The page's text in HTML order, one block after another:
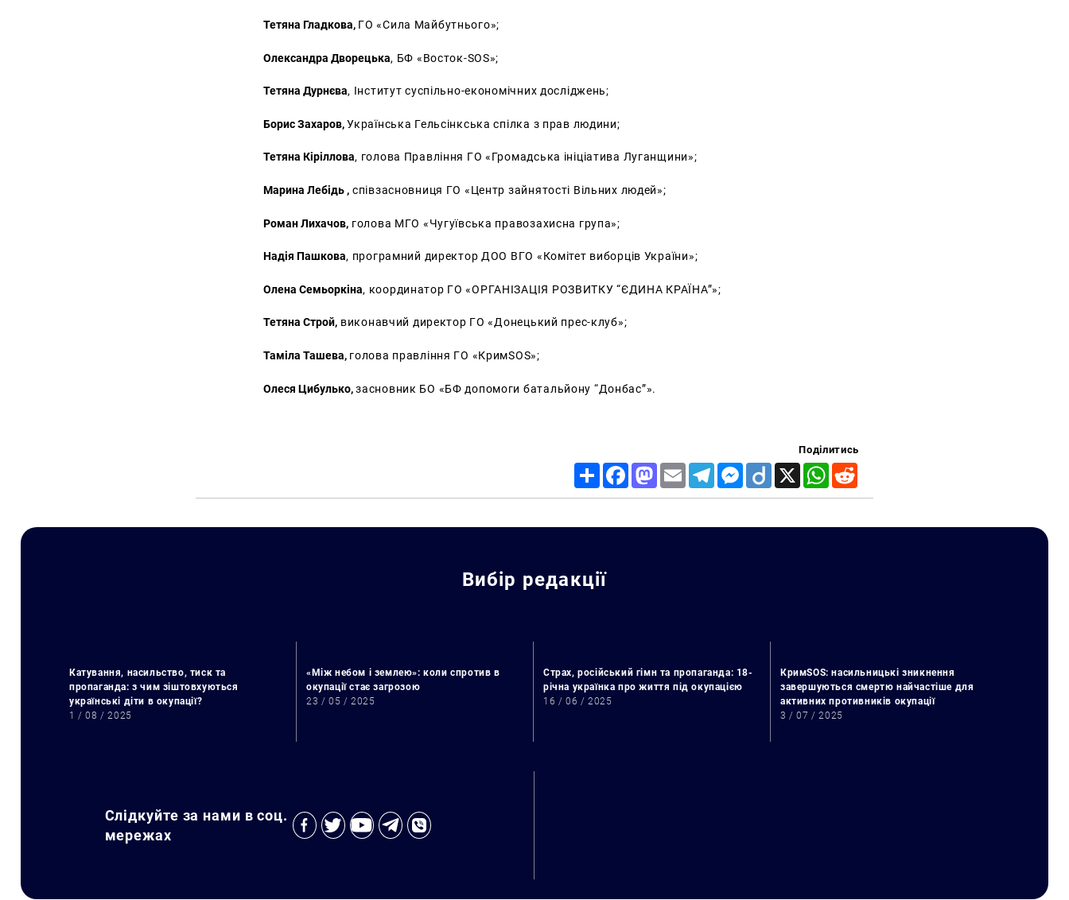
Тетяна Гладкова, ГО «Сила Майбутнього»;
Олександра Дворецька, БФ «Восток-SOS»;
Тетяна Дурнєва, Інститут суспільно-економічних досліджень;
Борис Захаров,Українська Гельсінкська спілка з прав людини;
Тетяна Кiрiллова, голова Правлiння ГО«Громадська iнiцiатива Луганщини»;
Марина Лебідь , співзасновниця ГО «Центр зайнятості Вільних людей»;
Роман Лихачов, голова МГО «Чугуївська правозахисна група»;
Надія Пашкова, програмний директор ДОО ВГО «Комітет виборців України»;
Олена Семьоркіна, координатор ГО «ОРГАНІЗАЦІЯ РОЗВИТКУ “ЄДИНА КРАЇНА”»;
Тетяна Строй, виконавчий директор ГО «Донецький прес-клуб»;
Таміла Ташева, голова правління ГО «КримSOS»;
Олеся Цибулько,засновник БО «БФ допомоги батальйону “Донбас”».
Поділитись
Share FacebookMastodon
Email TelegramMessenger
Diigo X WhatsApp
Вибір редакції
Катування, насильство, тиск та
пропаганда: з чим зіштовхуються
українські діти в окупації?
1 / 08 / 2025
«Між небом і землею»: коли спротив в
окупації стає загрозою
23 / 05 / 2025
Страх, російський гімн та пропаганда: 18-
річна українка про життя під окупацією
16 / 06 / 2025
КримSOS: насильницькі зникнення
завершуються смертю найчастіше для
активних противників окупації
3 / 07 / 2025
Слідкуйте за нами в соц.
мережах